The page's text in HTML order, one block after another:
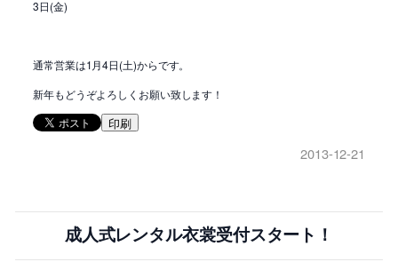
3日(金)
通常営業は1月4日(土)からです。
新年もどうぞよろしくお願い致します！
印刷
2013-12-21
成人式レンタル衣裳受付スタート！